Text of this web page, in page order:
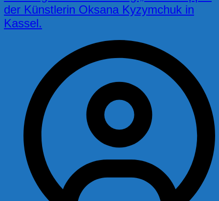
der Künstlerin Oksana Kyzymchuk in
Kassel.